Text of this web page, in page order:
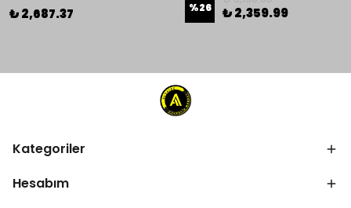
₺ 2,687.37 %26 ₺ 2,359.99
Kategoriler
Hesabım